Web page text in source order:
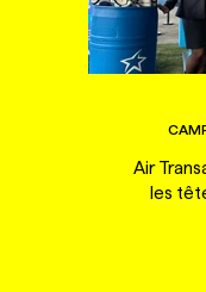
Air
les